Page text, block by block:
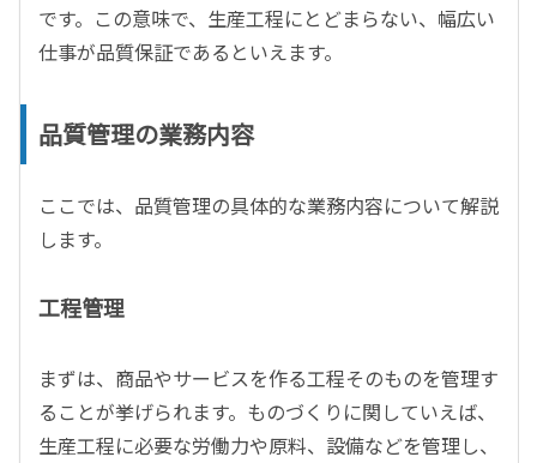
です。この意味で、生産工程にとどまらない、幅広い
仕事が品質保証であるといえます。
品質管理の業務内容
ここでは、品質管理の具体的な業務内容について解説
します。
工程管理
まずは、商品やサービスを作る工程そのものを管理す
ることが挙げられます。ものづくりに関していえば、
生産工程に必要な労働力や原料、設備などを管理し、